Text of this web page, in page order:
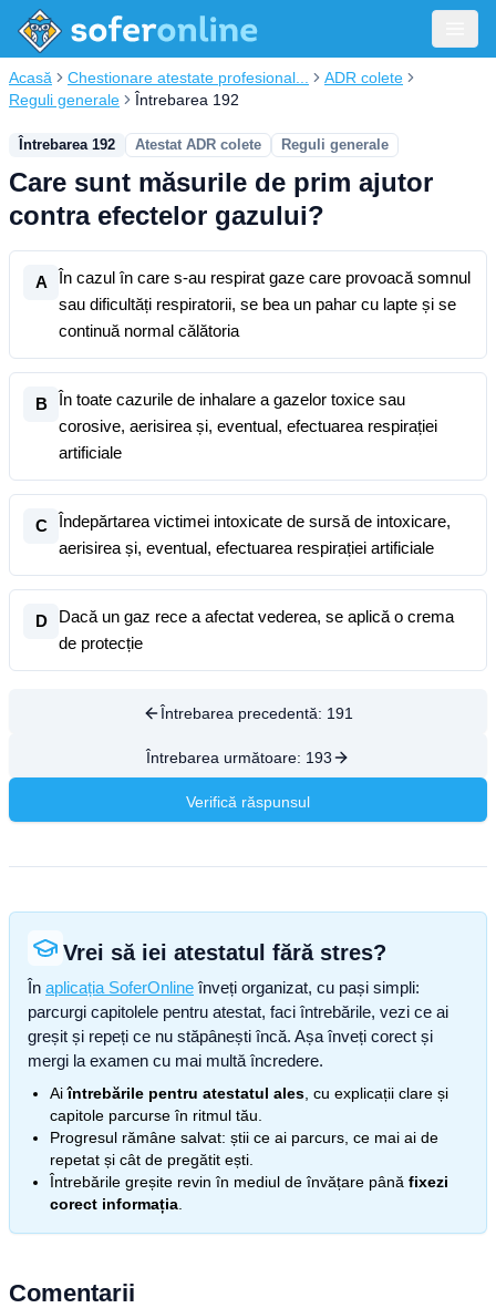
Acasă Chestionare atestate profesional...
ADR colete
Reguli generale
Întrebarea 192
Întrebarea 192 Atestat ADR colete Reguli generale
Care sunt măsurile de prim ajutor
contra efectelor gazului?
A
În cazul în care s-au respirat gaze care provoacă somnul
sau dificultăți respiratorii, se bea un pahar cu lapte și se
continuă normal călătoria
B
În toate cazurile de inhalare a gazelor toxice sau
corosive, aerisirea și, eventual, efectuarea respirației
artificiale
C
Îndepărtarea victimei intoxicate de sursă de intoxicare,
aerisirea și, eventual, efectuarea respirației artificiale
D
Dacă un gaz rece a afectat vederea, se aplică o crema
de protecție
Întrebarea precedentă: 191
Întrebarea următoare: 193
Verifică răspunsul
Vrei să iei atestatul fără stres?
În aplicația SoferOnline înveți organizat, cu pași simpli:
parcurgi capitolele pentru atestat, faci întrebările, vezi ce ai
greșit și repeți ce nu stăpânești încă. Așa înveți corect și
mergi la examen cu mai multă încredere.
Aiîntrebările pentru atestatul ales , cu explicații clare și
capitole parcurse în ritmul tău.
Progresul rămâne salvat: știi ce ai parcurs, ce mai ai de
repetat și cât de pregătit ești.
Întrebările greșite revin în mediul de învățare până fixezi
corect informația
Comentarii